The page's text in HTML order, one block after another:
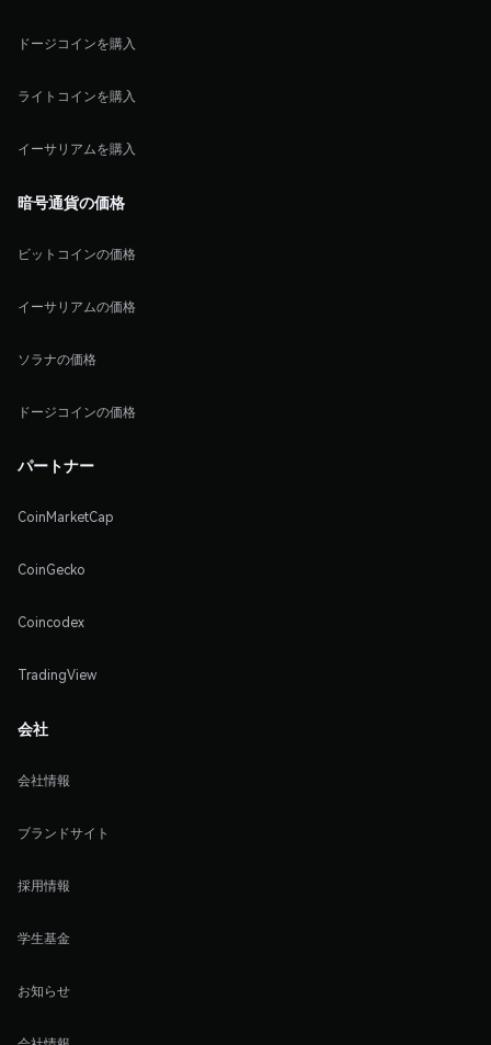
ドージコインを購入
ライトコインを購入
イーサリアムを購入
暗号通貨の価格
ビットコインの価格
イーサリアムの価格
ソラナの価格
ドージコインの価格
パートナー
CoinMarketCap
CoinGecko
Coincodex
TradingView
会社
会社情報
ブランドサイト
採用情報
学生基金
お知らせ